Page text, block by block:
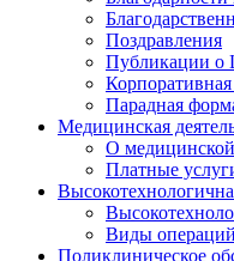
Поздравления
Публикации о
Корпоративная
Парадная
Медицинская
О медицинской
Платные
Виды операций
Поликлиническое